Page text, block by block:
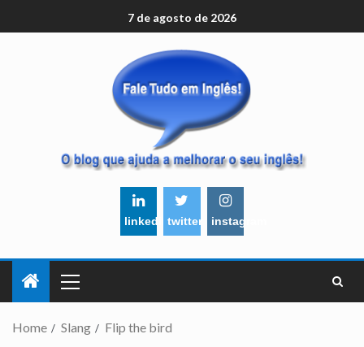
7 de agosto de 2026
linkedintwitter instagram
Home Slang Flip the bird